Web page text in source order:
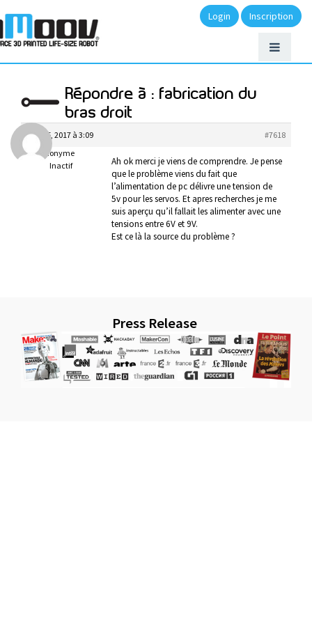
Login Inscription
Répondre à : fabrication du
bras droit
mars 5, 2017 à 3:09
#7618
Anonyme
Inactif
Ah ok merci je viens de comprendre. Je pense
que le problème viens du fait que
l’alimentation de pc délivre une tension de
5v pour les servos. Et apres recherches je me
suis aperçu qu’il fallait les alimenter avec une
tensions entre 6V et 9V.
Est ce là la source du problème ?
Press Release